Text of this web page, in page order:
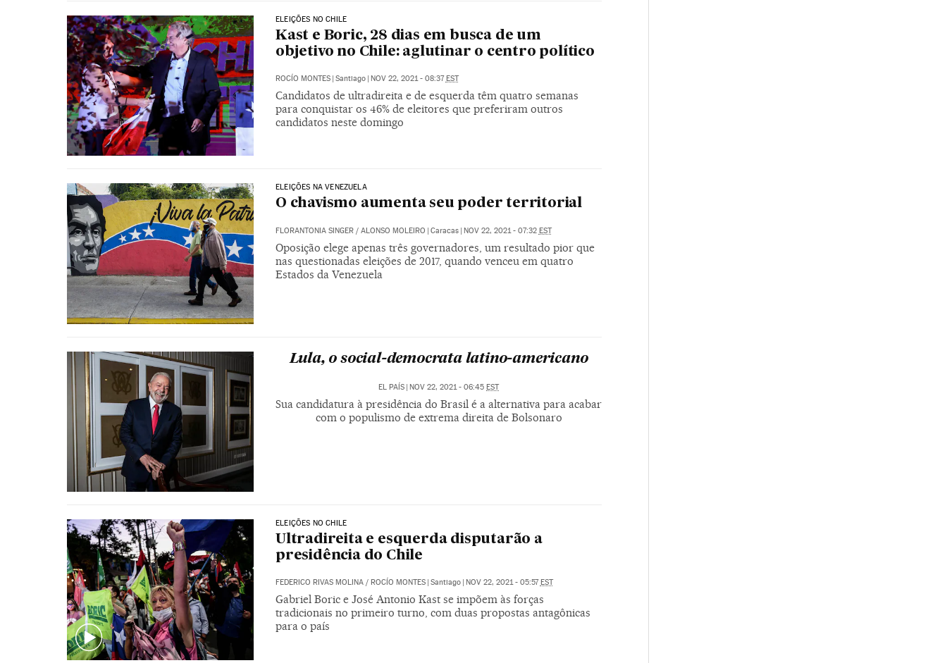
ELEIÇÕES NO CHILE
Kast e Boric, 28 dias em busca de um
objetivo no Chile: aglutinar o centro político
ROCÍO MONTES | Santiago | NOV 22, 2021 - 08:37EST
Candidatos de ultradireita e de esquerda têm quatro semanas
para conquistar os 46% de eleitores que preferiram outros
candidatos neste domingo
ELEIÇÕES NA VENEZUELA
O chavismo aumenta seu poder territorial
FLORANTONIA SINGER/ ALONSO MOLEIRO Caracas NOV 22, 2021 - 07:32 EST
Oposição elege apenas três governadores, um resultado pior que
nas questionadas eleições de 2017, quando venceu em quatro
Estados da Venezuela
Lula, o social-democrata latino-americano
EL PAÍS NOV 22, 2021 - 06:45 EST
Sua candidatura à presidência do Brasil é a alternativa para acabar
com o populismo de extrema direita de Bolsonaro
ELEIÇÕES NO CHILE
Ultradireita e esquerda disputarão a
presidência do Chile
FEDERICO RIVAS MOLINA/ ROCÍO MONTES | Santiago | NOV 22, 2021 - 05:57EST
Gabriel Boric e José Antonio Kast se impõem às forças
tradicionais no primeiro turno, com duas propostas antagônicas
para o país